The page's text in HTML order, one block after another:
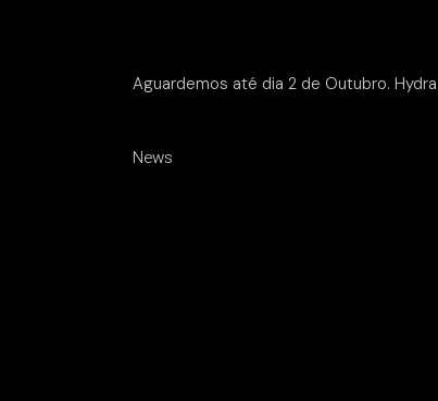
Aguardemos até dia 2 de Outubro.
News